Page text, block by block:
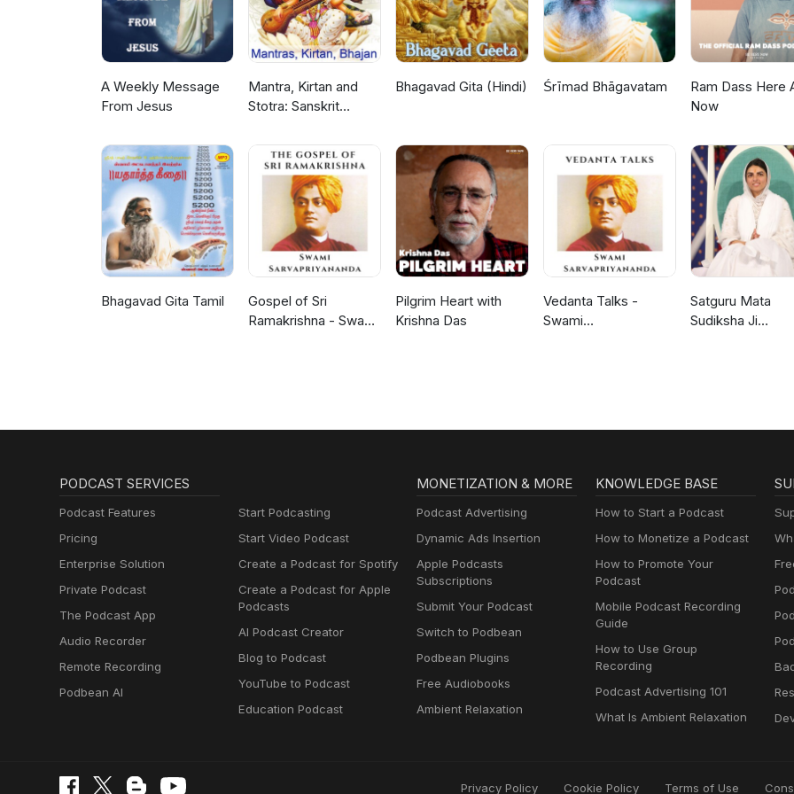
A Weekly Message
From Jesus
Mantra, Kirtan and
Stotra: Sanskrit
Bhagavad Gita (Hindi) Śrīmad Bhāgavatam
Ram Dass Here
Now
Bhagavad Gita Tamil
Gospel of Sri
Ramakrishna - Swami
Pilgrim Heart with
Krishna Das
Vedanta Talks -
Swami
Satguru Mata
Sudiksha Ji
PODCAST SERVICES
Podcast Features
Pricing
Enterprise Solution
Private Podcast
The Podcast App
Audio Recorder
Remote Recording
Podbean AI
Start Podcasting
Start Video Podcast
Create a Podcast for Spotify
Create a Podcast for Apple
Podcasts
AI Podcast Creator
Blog to Podcast
YouTube to Podcast
Education Podcast
MONETIZATION & MORE
Podcast Advertising
Dynamic Ads Insertion
Apple Podcasts
Subscriptions
Submit Your Podcast
Switch to Podbean
Podbean Plugins
Free Audiobooks
Ambient Relaxation
KNOWLEDGE BASE
How to Start a Podcast
How to Monetize a Podcast
How to Promote Your
Podcast
Mobile Podcast Recording
Guide
How to Use Group
Recording
Podcast Advertising 101
What Is Ambient Relaxation
Privacy Policy Cookie Policy Terms of Use